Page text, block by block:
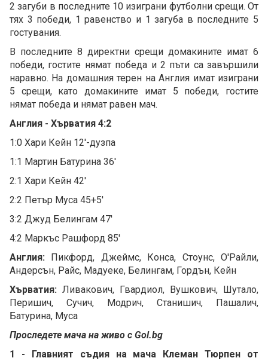
2 загуби в последните 10 изиграни футболни срещи. От
тях 3 победи, 1 равенство и 1 загуба в последните 5
гостувания.
В последните 8 директни срещи домакините имат 6
победи, гостите нямат победа и 2 пъти са завършили
наравно. На домашния терен на Англия имат изиграни
5 срещи, като домакините имат 5 победи, гостите
нямат победа и нямат равен мач.
Англия - Хърватия 4:2
1:0 Хари Кейн 12'-дузпа
1:1 Мартин Батурина 36'
2:1 Хари Кейн 42'
2:2 Петър Муса 45+5'
3:2 Джуд Белингам 47'
4:2 Маркъс Рашфорд 85'
Англия: Пикфорд, Джеймс, Конса, Стоунс, О'Райли,
Андерсън, Райс, Мадуеке, Белингам, Гордън, Кейн
Хърватия: Ливакович, Гвардиол, Вушкович, Шутало,
Перишич, Сучич, Модрич, Станишич, Пашалич,
Батурина, Муса
Проследете мача на живо с Gol.bg
1 - Главният съдия на мача Клеман Тюрпен от